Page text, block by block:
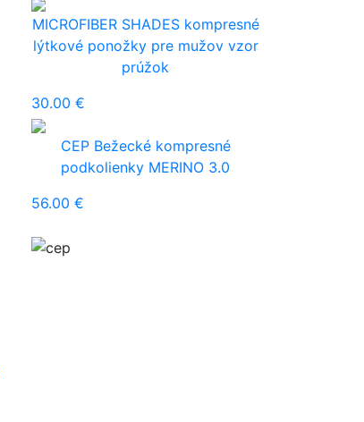
MICROFIBER SHADES kompresné
lýtkové ponožky pre mužov vzor
prúžok
30.00 €
CEP Bežecké kompresné
podkolienky MERINO 3.0
56.00 €